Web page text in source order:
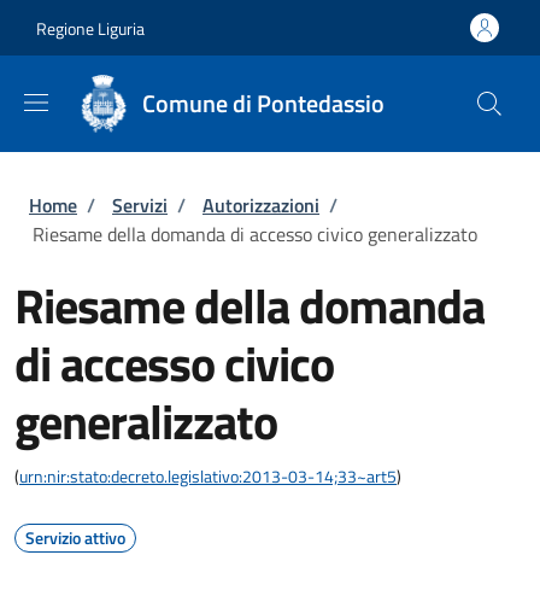
Regione Liguria
Comune di Pontedassio
Briciole di pane
Home / Servizi / Autorizzazioni /
Riesame della domanda di accesso civico generalizzato
Riesame della domanda
di accesso civico
generalizzato
(urn:nir:stato:decreto.legislativo:2013-03-14;33~art5)
Servizio attivo